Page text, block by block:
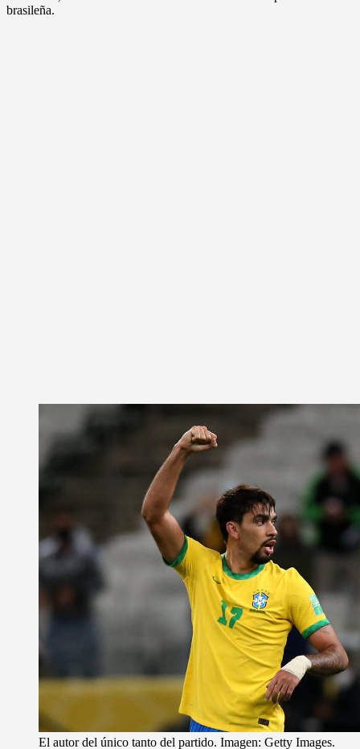
brasileña.
El autor del único tanto del partido. Imagen: Getty Images.